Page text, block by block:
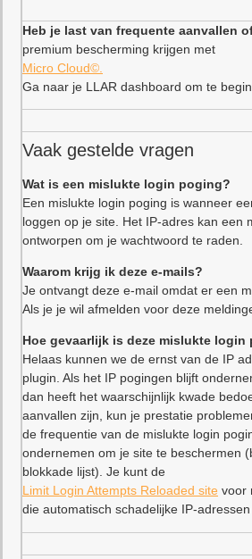
Heb je last van frequente aanvallen
premium bescherming krijgen met
Micro Cloud©.
Ga naar je LLAR dashboard om te
Vaak gestelde vragen
Wat is een mislukte login poging?
Een mislukte login poging is wanneer
loggen op je site. Het IP-adres kan een
ontworpen om je wachtwoord te raden.
Waarom krijg ik deze e-mails?
Je ontvangt deze e-mail omdat er een
Als je je wil afmelden voor deze
Hoe gevaarlijk is deze mislukte login
Helaas kunnen we de ernst van de IP
plugin. Als het IP pogingen blijft
dan heeft het waarschijnlijk kwade
aanvallen zijn, kun je prestatie
de frequentie van de mislukte login
ondernemen om je site te beschermen
blokkade lijst). Je kunt de
Limit Login Attempts Reloaded site voor
die automatisch schadelijke IP-